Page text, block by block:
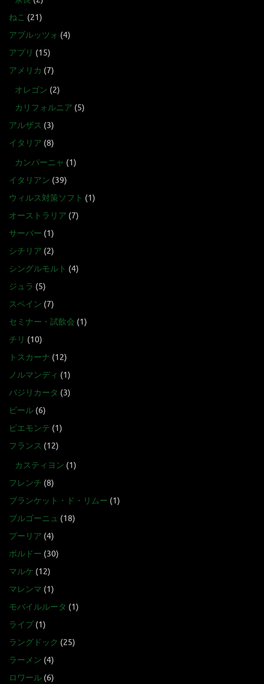
ねこ (21)
アブルッツォ (4)
アプリ (15)
アメリカ (7)
オレゴン (2)
カリフォルニア (5)
アルザス (3)
イタリア (8)
カンパーニャ (1)
イタリアン (39)
ウィルス対策ソフト (1)
オーストラリア (7)
サーバー (1)
シチリア (2)
シングルモルト (4)
ジュラ (5)
スペイン (7)
セミナー・試飲会 (1)
チリ (10)
トスカーナ (12)
ノルマンディ (1)
バジリカータ (3)
ビール (6)
ピエモンテ (1)
フランス (12)
カスティヨン (1)
フレンチ (8)
ブランケット・ド・リムー (1)
ブルゴーニュ (18)
プーリア (4)
ボルドー (30)
マルケ (12)
マレンマ (1)
モバイルルータ (1)
ライブ (1)
ラングドック (25)
ラーメン (4)
ロワール (6)